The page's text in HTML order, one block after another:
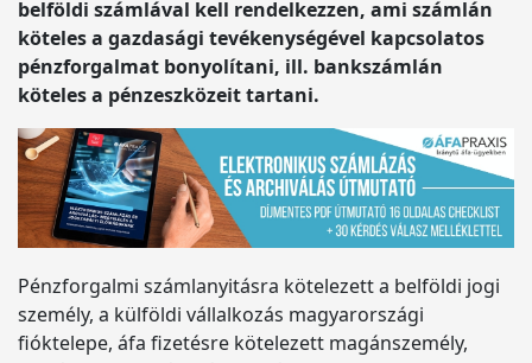
belföldi számlával kell rendelkezzen, ami számlán
köteles a gazdasági tevékenységével kapcsolatos
pénzforgalmat bonyolítani, ill. bankszámlán
köteles a pénzeszközeit tartani.
Pénzforgalmi számlanyitásra kötelezett a belföldi jogi
személy, a külföldi vállalkozás magyarországi
fióktelepe, áfa fizetésre kötelezett magánszemély,